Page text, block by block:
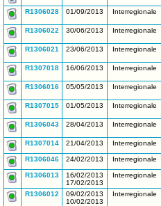
R1306028 01/09/2013 Interregionale
R1306022
30/06/2013 Interregionale
R1306021
23/06/2013 Interregionale
R1307018
16/06/2013 Interregionale
R1306016
05/05/2013 Interregionale
R1307015
01/05/2013 Interregionale
R1306043
28/04/2013 Interregionale
R1307014
21/04/2013 Interregionale
R1306046 24/02/2013 Interregionale
R1306013
16/02/2013
17/02/2013
Interregionale
R1306012
09/02/2013
10/02/2013
Interregionale